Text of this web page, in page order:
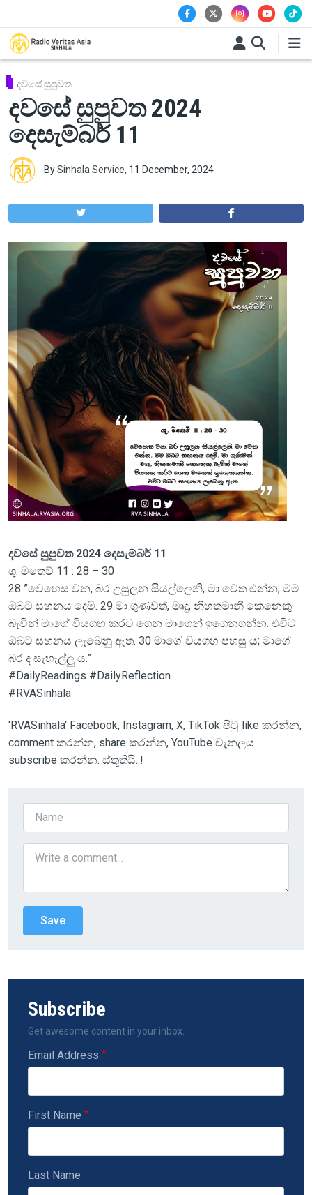
දවසේ සුපුවත
දවසේ සුපුවත 2024
දෙසැම්බර් 11
BySinhala Service, 11 December, 2024
දවසේ සුපුවත 2024 දෙසැම්බර් 11
ශු. මතෙව් 11 : 28 – 30
28 ”වෙහෙස වන, බර උසුලන සියල්ලෙනි, මා වෙත එන්න; මම
ඔබට සහනය දෙමි. 29 මා ගුණවත්, මෘදු, නිහතමානී කෙනෙකු
බැවින් මාගේ වියගහ කරට ගෙන මාගෙන් ඉගෙනගන්න. එවිට
ඔබට සහනය ලැබෙනු ඇත. 30 මාගේ වියගහ පහසු ය; මාගේ
බර ද සැහැල්ලු ය.”
#DailyReadings #DailyReflection
#RVASinhala
'RVASinhala' Facebook, Instagram, X, TikTok පිටු like කරන්න,
comment කරන්න, share කරන්න, YouTube චැනලය
subscribe කරන්න. ස්තූතියි..!
Subscribe
Get awesome content in your inbox.
Email Address
First Name
Last Name